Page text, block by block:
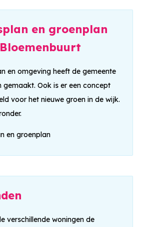
2023
2023
2023
en omgeving heeft de gemeente
gemaakt. Ook is er een concept
voor het nieuwe groen in de wijk.
en groenplan
verschillende woningen de